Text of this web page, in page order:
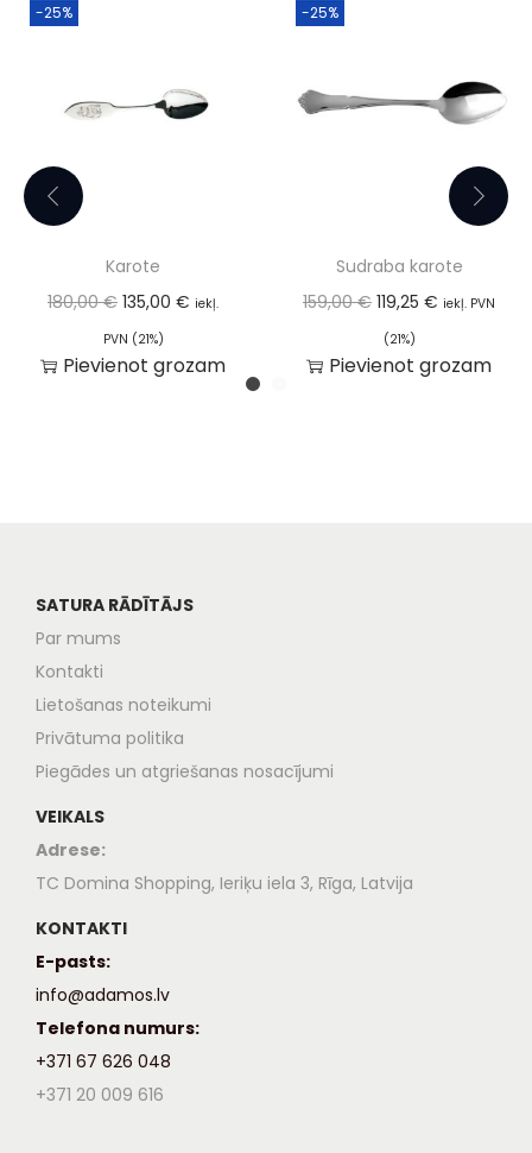
-25%
Karote
180,00€ 135,00 € iekļ.
PVN (21%)
Pievienot grozam
-25%
Sudraba karote
159,00€ 119,25 € iekļ. PVN
(21%)
Pievienot grozam
SATURA RĀDĪTĀJS
Par mums
Kontakti
Lietošanas noteikumi
Privātuma politika
Piegādes un atgriešanas nosacījumi
VEIKALS
Adrese:
TC Domina Shopping, Ieriķu iela 3, Rīga, Latvija
KONTAKTI
E-pasts:
info@adamos.lv
Telefona numurs:
+371 67 626 048
+371 20 009 616